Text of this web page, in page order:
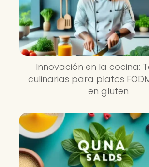
Innovación en la cocina:
culinarias para platos
en gluten